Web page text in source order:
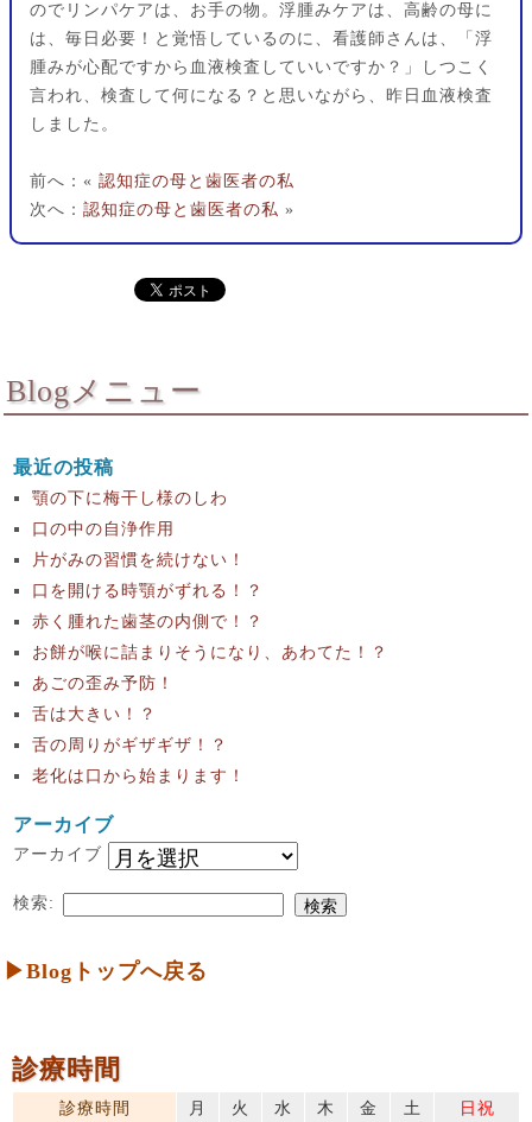
のでリンパケアは、お手の物。浮腫みケアは、高齢の母に
は、毎日必要！と覚悟しているのに、看護師さんは、「浮
腫みが心配ですから血液検査していいですか？」しつこく
言われ、検査して何になる？と思いながら、昨日血液検査
しました。
前へ：« 認知症の母と歯医者の私
次へ： 認知症の母と歯医者の私 »
Blogメニュー
最近の投稿
顎の下に梅干し様のしわ
口の中の自浄作用
片がみの習慣を続けない！
口を開ける時顎がずれる！？
赤く腫れた歯茎の内側で！？
お餅が喉に詰まりそうになり、あわてた！？
あごの歪み予防！
舌は大きい！？
舌の周りがギザギザ！？
老化は口から始まります！
アーカイブ
アーカイブ
検索:
▶Blogトップへ戻る
診療時間
診療時間 月 火 水 木 金 土
日祝